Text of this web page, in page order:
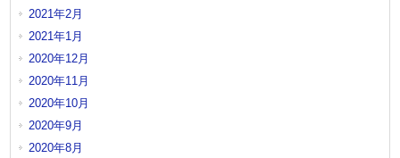
2021年2月
2021年1月
2020年12月
2020年11月
2020年10月
2020年9月
2020年8月